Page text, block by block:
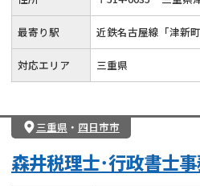
最寄り駅 近鉄名古屋線「津新町
対応エリア 三重県
三重県 ・ 四日市市
森井税理士･行政書士